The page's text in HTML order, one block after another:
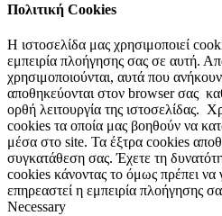
Πολιτική Cookies
Η ιστοσελίδα μας χρησιμοποιεί
εμπειρία πλοήγησης σας σε αυτή.
χρησιμοποιούνται, αυτά που
αποθηκεύονται στον browser σας
ορθή λειτουργία της ιστοσελίδας.
cookies τα οποία μας βοηθούν να
μέσα στο site. Τα έξτρα cookies
συγκατάθεση σας. Έχετε τη
cookies κάνοντας το όμως πρέπει να
επηρεαστεί η εμπειρία πλοήγησης
Necessary